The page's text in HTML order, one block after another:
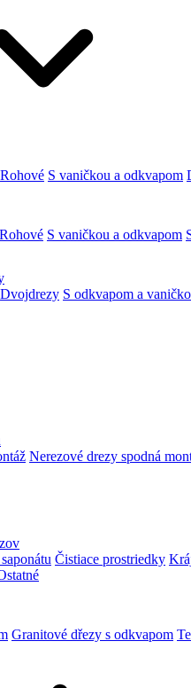
Rohové S vaničkou a odkvapom
Rohové S vaničkou a odkvapom
Dvojdrezy S odkvapom a
Nerezové drezy spodná
Čistiace prostriedky
Granitové dřezy s odkvapom